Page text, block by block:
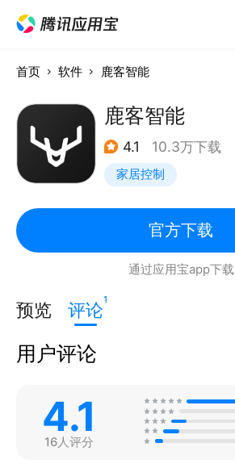
首页 软件 鹿客智能
鹿客智能
4.1 10.3万下载
家居控制
官方下载
通过应用宝app下载
预览 评论1
用户评论
4.1
16人评分